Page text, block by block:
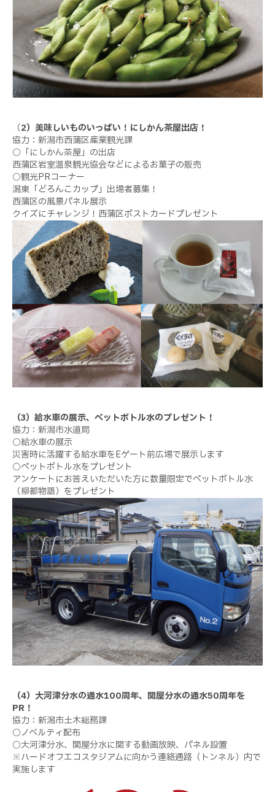
（2）美味しいものいっぱい！にしかん茶屋出店！
協力：新潟市西蒲区産業観光課
○「にしかん茶屋」の出店
西蒲区岩室温泉観光協会などによるお菓子の販売
○観光PRコーナー
潟東「どろんこカップ」出場者募集！
西蒲区の風景パネル展示
クイズにチャレンジ！西蒲区ポストカードプレゼント
（3）給水車の展示、ペットボトル水のプレゼント！
協力：新潟市水道局
○給水車の展示
災害時に活躍する給水車をEゲート前広場で展示します
○ペットボトル水をプレゼント
アンケートにお答えいただいた方に数量限定でペットボトル水
（柳都物語）をプレゼント
（4）大河津分水の通水100周年、関屋分水の通水50周年を
PR！
協力：新潟市土木総務課
○ノベルティ配布
○大河津分水、関屋分水に関する動画放映、パネル設置
※ハードオフエコスタジアムに向かう連絡通路（トンネル）内で
実施します